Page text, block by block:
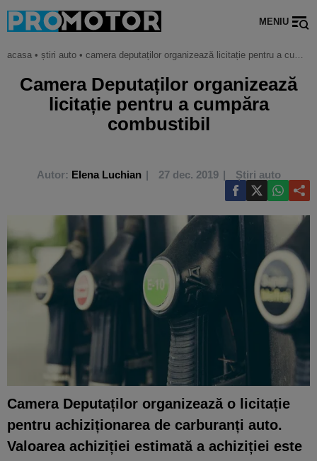
MENIU
acasa • știri auto • camera deputaților organizează licitație pentru a cumpăra combustibil
Camera Deputaților organizează
licitație pentru a cumpăra
combustibil
Autor: Elena Luchian 27 dec. 2019 Știri auto
Camera Deputaților organizează o licitație
pentru achiziționarea de carburanți auto.
Valoarea achiziției estimată a achiziției este